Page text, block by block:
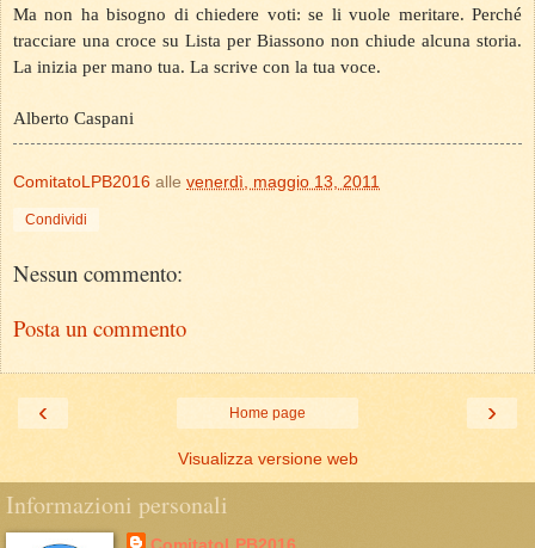
Ma non ha bisogno di chiedere voti: se li vuole meritare. Perché
tracciare una croce su Lista per Biassono non chiude alcuna storia.
La inizia per mano tua. La scrive con la tua voce.
Alberto Caspani
ComitatoLPB2016 alle venerdì, maggio 13, 2011
Condividi
Nessun commento:
Posta un commento
‹ ›
Home page
Visualizza versione web
Informazioni personali